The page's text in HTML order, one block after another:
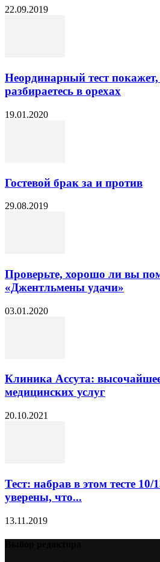
22.09.2019
Неординарный тест
разбираетесь в орехах
19.01.2020
Гостевой брак за и против
29.08.2019
Проверьте, хорошо ли вы
«Джентльмены удачи»
03.01.2020
Клиника Ассута:
медицинских услуг
20.10.2021
Тест: набрав в этом тесте
уверены, что...
13.11.2019